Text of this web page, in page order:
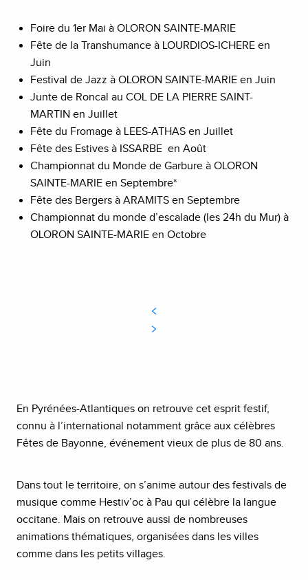
Foire du 1er Mai à OLORON SAINTE-MARIE
Fête de la Transhumance à LOURDIOS-ICHERE en
Juin
Festival de Jazz à OLORON SAINTE-MARIE en Juin
Junte de Roncal au COL DE LA PIERRE SAINT-
MARTIN en Juillet
Fête du Fromage à LEES-ATHAS en Juillet
Fête des Estives à ISSARBE en Août
Championnat du Monde de Garbure à OLORON
SAINTE-MARIE en Septembre*
Fête des Bergers à ARAMITS en Septembre
Championnat du monde d’escalade (les 24h du Mur) à
OLORON SAINTE-MARIE en Octobre
En Pyrénées-Atlantiques on retrouve cet esprit festif,
connu à l’international notamment grâce aux célèbres
Fêtes de Bayonne, événement vieux de plus de 80 ans.
Dans tout le territoire, on s’anime autour des festivals de
musique comme Hestiv’oc à Pau qui célèbre la langue
occitane. Mais on retrouve aussi de nombreuses
animations thématiques, organisées dans les villes
comme dans les petits villages.